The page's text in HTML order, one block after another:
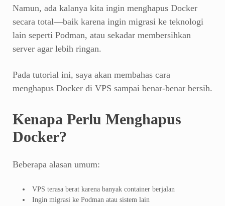
Namun, ada kalanya kita ingin menghapus Docker
secara total—baik karena ingin migrasi ke teknologi
lain seperti Podman, atau sekadar membersihkan
server agar lebih ringan.
Pada tutorial ini, saya akan membahas cara
menghapus Docker di VPS sampai benar-benar bersih.
Kenapa Perlu Menghapus
Docker?
Beberapa alasan umum:
VPS terasa berat karena banyak container berjalan
Ingin migrasi ke Podman atau sistem lain